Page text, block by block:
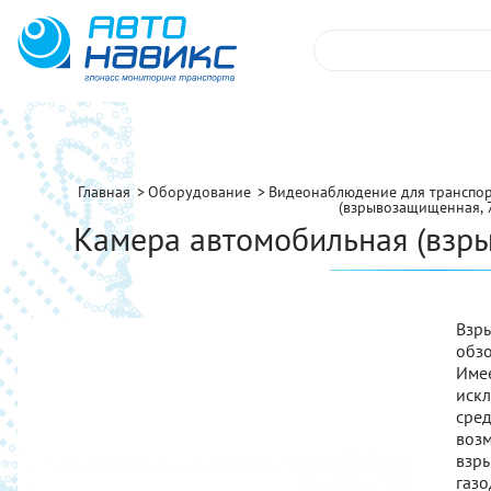
Главная Оборудование Видеонаблюдение для
(взрывозащищенная,
Камера автомобильная